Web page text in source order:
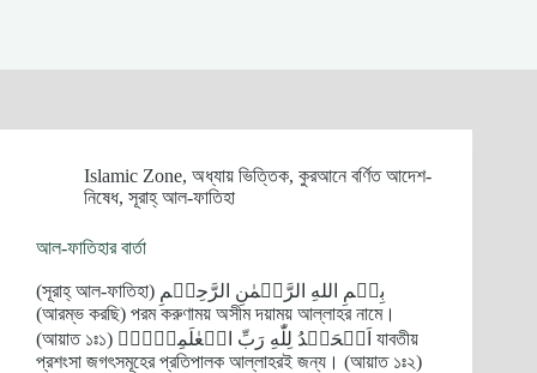
Islamic Zone, অধ্যায় ভিত্তিক, কুরআনে বর্ণিত আদেশ-
নিষেধ, সূরাহ্‌ আল-ফাতিহা
আল-ফাতিহার বার্তা
(সূরাহ্‌ আল-ফাতিহা) بِسۡمِ اللهِ الرَّحۡمٰنِ الرَّحِيۡمِ
(আরম্ভ করছি) পরম করুণাময় অসীম দয়াময় আল্লাহর নামে।
(আয়াত ১ঃ১) اَلۡحَمۡدُ لِلّٰهِ رَبِّ الۡعٰلَمِيۡنَۙ‏ যাবতীয়
প্রশংসা জগৎসমূহের প্রতিপালক আল্লাহরই জন্য। (আয়াত ১ঃ২)